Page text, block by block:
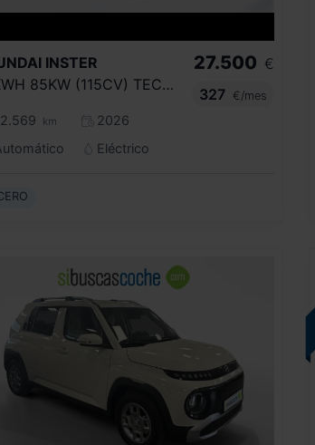
INSTER
49KWH 85KW (115CV) TECNO
km
2026
Eléctrico
27.500 €
327
€/mes